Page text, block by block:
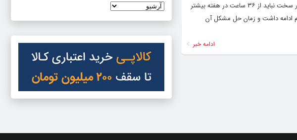
آور برای کارگران در رسانه ها پیچید. کارهای سخت و زیان آور موضوع ماده ۵۲ قانون کار می‌گوید که کار سخت نباید از ۳۶ ساعت در هفته بیشتر
پشت سر هم ادامه داشت و زمان حل مشکل آن
ادامه خبر